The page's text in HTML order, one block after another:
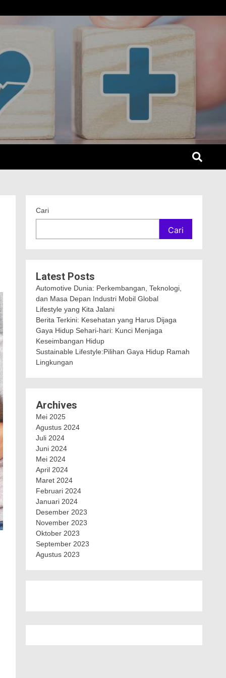
Cari
Cari
Latest Posts
Automotive Dunia: Perkembangan, Teknologi,
dan Masa Depan Industri Mobil Global
Lifestyle yang Kita Jalani
Berita Terkini: Kesehatan yang Harus Dijaga
Gaya Hidup Sehari-hari: Kunci Menjaga
Keseimbangan Hidup
Sustainable Lifestyle:Pilihan Gaya Hidup Ramah
Lingkungan
Archives
Mei 2025
Agustus 2024
Juli 2024
Juni 2024
Mei 2024
April 2024
Maret 2024
Februari 2024
Januari 2024
Desember 2023
November 2023
Oktober 2023
September 2023
Agustus 2023